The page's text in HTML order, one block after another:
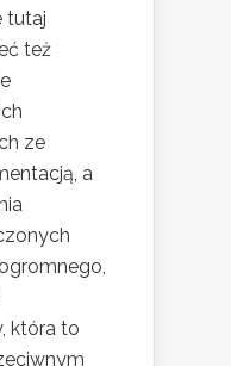
tutaj
też
ze
a
która to